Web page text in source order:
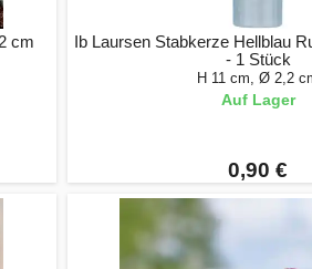
cm
Ib Laursen Stabkerze Hellblau
- 1 Stück
H 11 cm, Ø 2,2
Auf Lager
0,90 €